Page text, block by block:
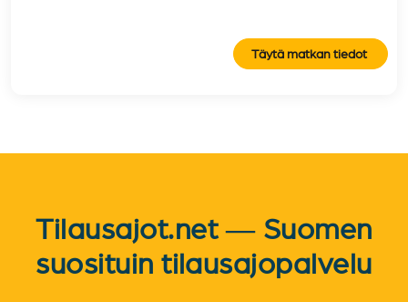
Täytä matkan tiedot
Tilausajot.net — Suomen
suosituin tilausajopalvelu